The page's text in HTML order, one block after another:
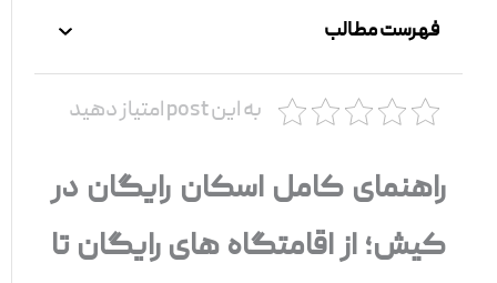
فهرست مطالب
به این post امتیاز دهید
راهنمای کامل اسکان رایگان در
کیش؛ از اقامتگاه‌ های رایگان تا